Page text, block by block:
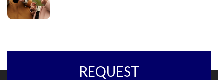
REQUEST